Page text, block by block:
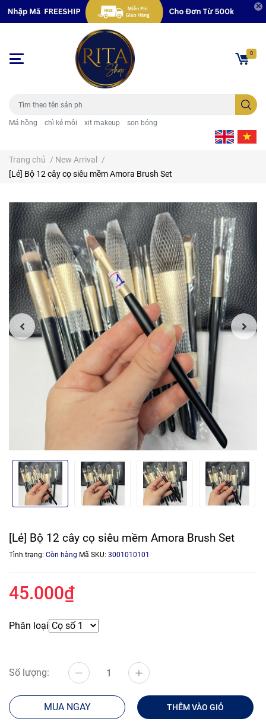
Má hồng chì kẻ môi xịt makeup son bóng
0
Trang chủ / New Arrival
/
[Lẻ] Bộ 12 cây cọ siêu mềm Amora Brush Set
[Lẻ] Bộ 12 cây cọ siêu mềm Amora Brush Set
Tình trạng: Còn hàng Mã SKU: 3001010101
45.000₫
Phân loại
Số lượng:
MUA NGAY THÊM VÀO GIỎ